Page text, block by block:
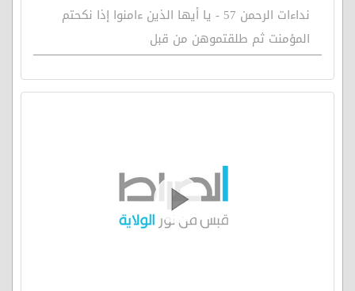
نداءات الرحمن 57 - يا أيها الذين ءامنوا إذا نكحتم
المؤمنت ثم طلقتموهن من قبل